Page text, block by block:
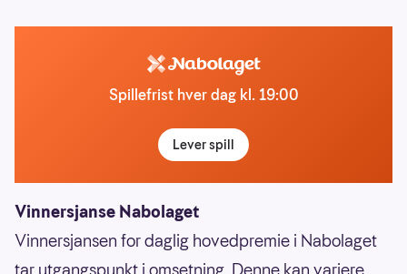
Spillefrist hver dag kl. 19:00
Lever spill
Vinnersjanse Nabolaget
Vinnersjansen for daglig hovedpremie i Nabolaget